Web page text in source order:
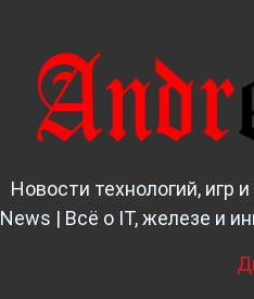
Новости технологий, игр
News | Всё о IT, железе и
Д